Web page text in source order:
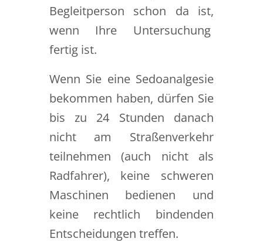
Begleitperson schon da ist,
wenn Ihre Untersuchung
fertig ist.
Wenn Sie eine Sedoanalgesie
bekommen haben, dürfen Sie
bis zu 24 Stunden danach
nicht am Straßenverkehr
teilnehmen (auch nicht als
Radfahrer), keine schweren
Maschinen bedienen und
keine rechtlich bindenden
Entscheidungen treffen.